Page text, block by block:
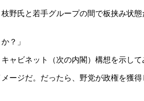
氏と若手グループの間で板挟み状
？」
ャビネット（次の内閣）構想を示して
ージだ。だったら、野党が政権を獲